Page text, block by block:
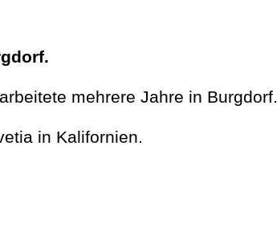
mehrere Jahre in Burgdorf.
in Kalifornien.